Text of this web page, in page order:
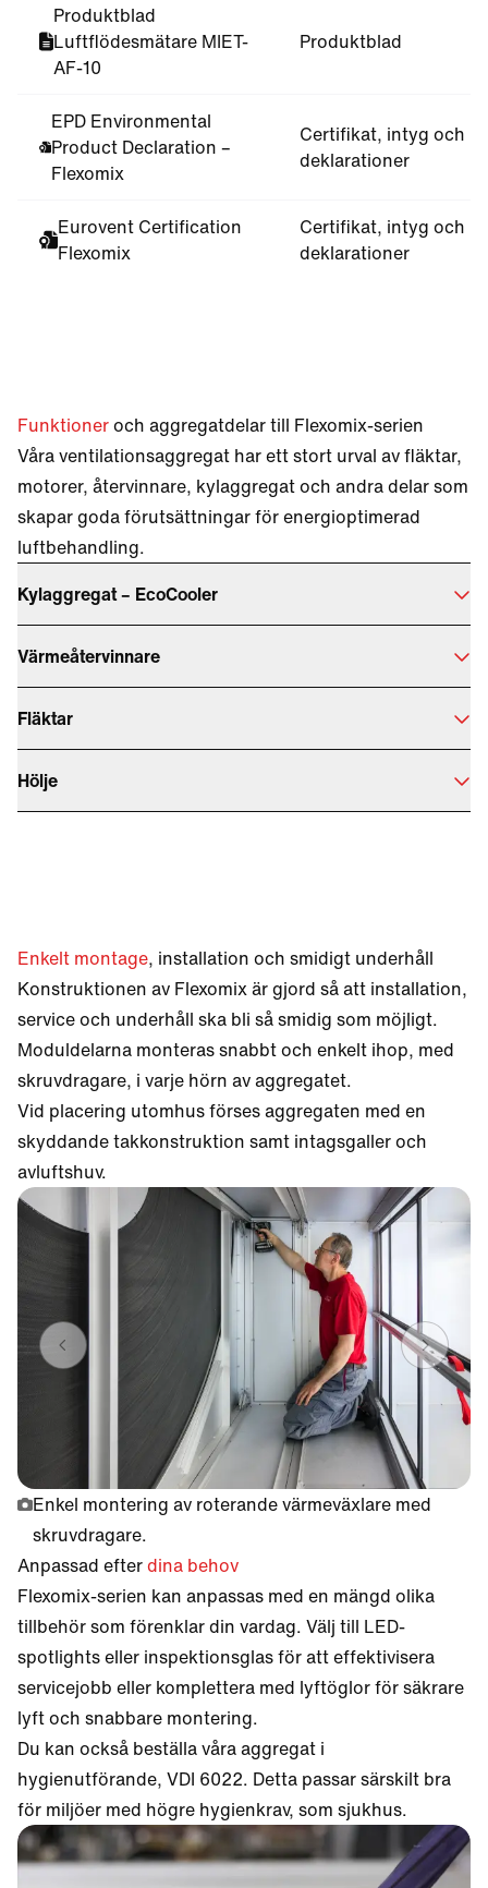
Produktblad
Luftflödesmätare MIET-
AF-10
Produktblad
EPD Environmental
Product Declaration –
Flexomix
Certifikat, intyg och
deklarationer
Eurovent Certification
Flexomix
Certifikat, intyg och
deklarationer
Funktioneroch aggregatdelar till Flexomix-serien
Våra ventilationsaggregat har ett stort urval av fläktar,
motorer, återvinnare, kylaggregat och andra delar som
skapar goda förutsättningar för energioptimerad
luftbehandling.
Kylaggregat – EcoCooler
Värmeåtervinnare
Fläktar
Hölje
Enkelt montage, installation och smidigt underhåll
Konstruktionen av Flexomix är gjord så att installation,
service och underhåll ska bli så smidig som möjligt.
Moduldelarna monteras snabbt och enkelt ihop, med
skruvdragare, i varje hörn av aggregatet.
Vid placering utomhus förses aggregaten med en
skyddande takkonstruktion samt intagsgaller och
avluftshuv.
Enkel montering av roterande värmeväxlare med
skruvdragare.
Previous slide Next
Anpassad efterdina behov
Flexomix-serien kan anpassas med en mängd olika
tillbehör som förenklar din vardag. Välj till LED-
spotlights eller inspektionsglas för att effektivisera
servicejobb eller komplettera med lyftöglor för säkrare
lyft och snabbare montering.
Du kan också beställa våra aggregat i
hygienutförande, VDI 6022. Detta passar särskilt bra
för miljöer med högre hygienkrav, som sjukhus.